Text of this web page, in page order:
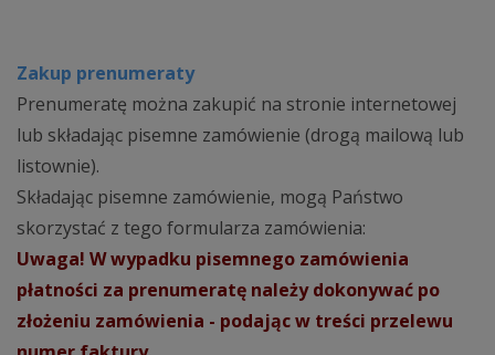
Zakup prenumeraty
Prenumeratę można zakupić na stronie internetowej
lub składając pisemne zamówienie (drogą mailową lub
listownie).
Składając pisemne zamówienie, mogą Państwo
skorzystać z tego formularza zamówienia:
Uwaga! W wypadku pisemnego zamówienia
płatności za prenumeratę należy dokonywać po
złożeniu zamówienia - podając w treści przelewu